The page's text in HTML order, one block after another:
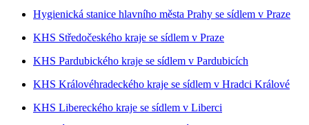
Hygienická stanice hlavního města Prahy se sídlem v Praze
KHS Středočeského kraje se sídlem v Praze
KHS Pardubického kraje se sídlem v Pardubicích
KHS Královéhradeckého kraje se sídlem v Hradci Králové
KHS Libereckého kraje se sídlem v Liberci